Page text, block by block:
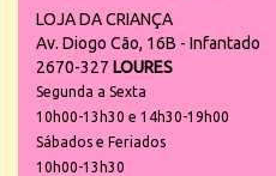
LOJA DA CRIANÇA
Av. Diogo Cão, 16B - Infantado
2670-327 LOURES
Segunda a Sexta
10h00-13h30 e 14h30-19h00
Sábados e Feriados
10h00-13h30